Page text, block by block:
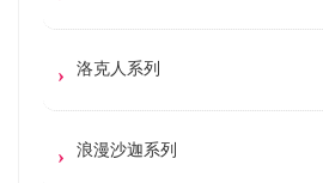
洛克人系列
浪漫沙迦系列